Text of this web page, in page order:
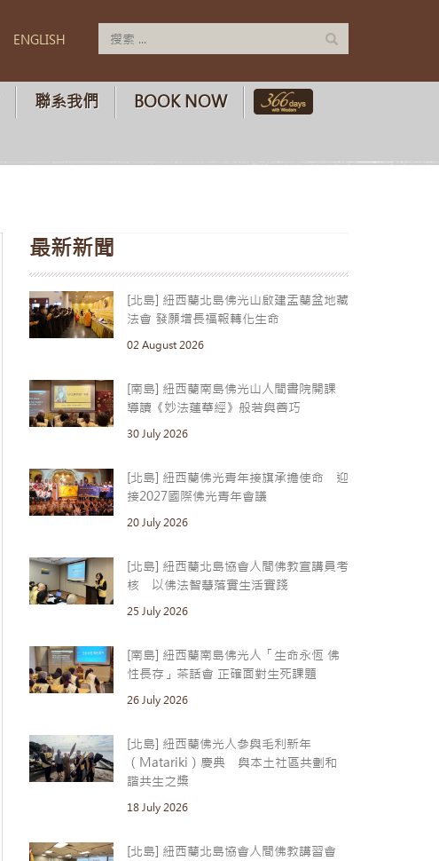
ENGLISH
聯系我們 BOOK NOW
最新新聞
[北島] 紐西蘭北島佛光山啟建盂蘭盆地藏
法會 發願增長福報轉化生命
02 August 2026
[南島] 紐西蘭南島佛光山人間書院開課
導讀《妙法蓮華經》般若與善巧
30 July 2026
[北島] 紐西蘭佛光青年接旗承擔使命 迎
接2027國際佛光青年會議
20 July 2026
[北島] 紐西蘭北島協會人間佛教宣講員考
核 以佛法智慧落實生活實踐
25 July 2026
[南島] 紐西蘭南島佛光人「生命永恆 佛
性長存」茶話會 正確面對生死課題
26 July 2026
[北島] 紐西蘭佛光人參與毛利新年
（Matariki）慶典 與本土社區共劃和
諧共生之槳
18 July 2026
[北島] 紐西蘭北島協會人間佛教講習會